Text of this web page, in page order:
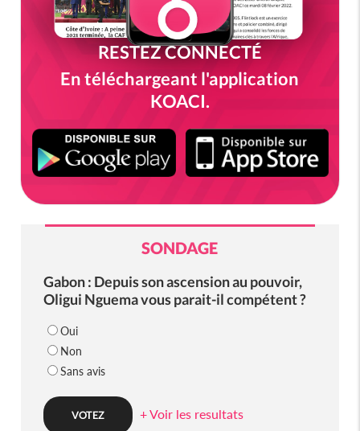
RESTEZ CONNECTÉ
En téléchargeant l'application
KOACI.
SONDAGE
Gabon : Depuis son ascension au pouvoir,
Oligui Nguema vous parait-il compétent ?
Oui
Non
Sans avis
+ Voir les resultats